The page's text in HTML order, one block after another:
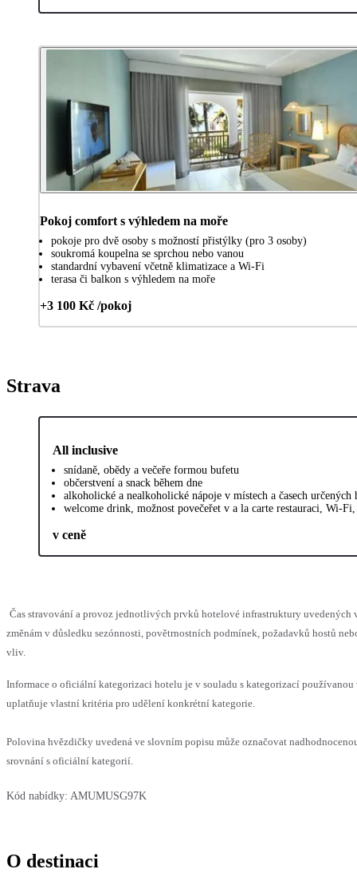
Pokoj comfort s výhledem na moře
pokoje pro dvě osoby s možností přistýlky (pro 3 osoby)
soukromá koupelna se sprchou nebo vanou
standardní vybavení včetně klimatizace a Wi-Fi
terasa či balkon s výhledem na moře
+3 100 Kč /pokoj
Strava
All inclusive
snídaně, obědy a večeře formou bufetu
občerstvení a snack během dne
alkoholické a nealkoholické nápoje v místech a časech určených
welcome drink, možnost povečeřet v a la carte restauraci, Wi-
v ceně
Čas stravování a provoz jednotlivých prvků hotelové infrastruktury uvedených
změnám v důsledku sezónnosti, povětrnostních podmínek, požadavků hostů
vliv.
Informace o oficiální kategorizaci hotelu je v souladu s kategorizací používanou
uplatňuje vlastní kritéria pro udělení konkrétní kategorie.
Polovina hvězdičky uvedená ve slovním popisu může označovat
srovnání s oficiální kategorií.
Kód nabídky: AMUMUSG97K
O destinaci